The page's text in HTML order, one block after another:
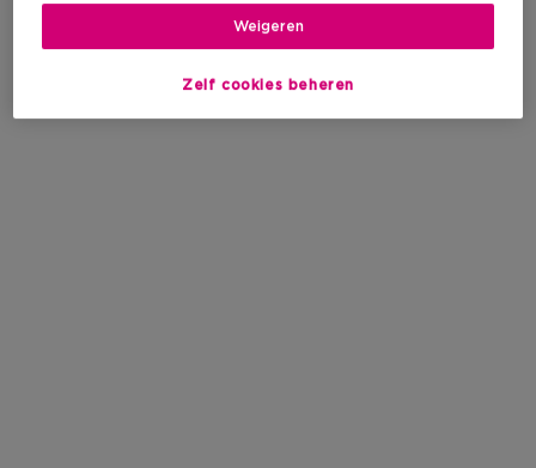
Zelf cookies beheren
Weigeren